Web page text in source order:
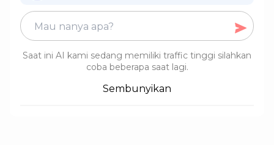
Saat ini AI kami sedang memiliki traffic tinggi silahkan
coba beberapa saat lagi.
Sembunyikan